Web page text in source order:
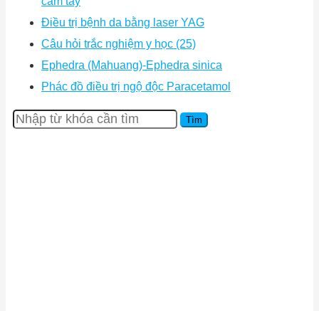
Điều trị bệnh da bằng laser YAG
Câu hỏi trắc nghiệm y học (25)
Ephedra (Mahuang)-Ephedra sinica
Phác đồ điều trị ngộ độc Paracetamol